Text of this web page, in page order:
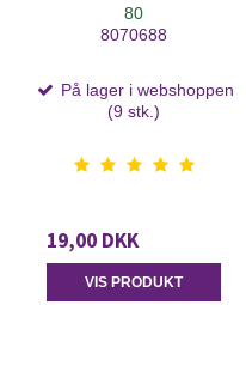
80
8070688
På lager i webshoppen
(9 stk.)
19,00 DKK
VIS PRODUKT